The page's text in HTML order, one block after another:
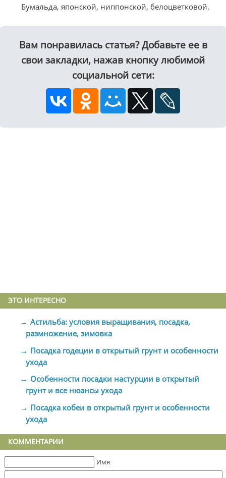
Бумальда, японской, ниппонской, белоцветковой.
Вам понравилась статья? Добавьте ее в
свои закладки, нажав кнопку любимой
социальной сети:
ЭТО ИНТЕРЕСНО
Астильба: условия выращивания, посадка,
размножение, зимовка
Посадка годеции в открытый грунт и особенности
ухода
Особенности посадки настурции в открытый
грунт и все нюансы ухода
Посадка кобеи в открытый грунт и особенности
ухода
КОММЕНТАРИИ
Имя